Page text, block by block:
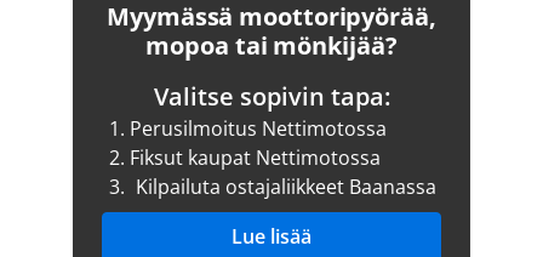
Myymässä moottoripyörää,
mopoa tai mönkijää?
Valitse sopivin tapa:
1. Perusilmoitus Nettimotossa
2. Fiksut kaupat Nettimotossa
3. Kilpailuta ostajaliikkeet Baanassa
Lue lisää